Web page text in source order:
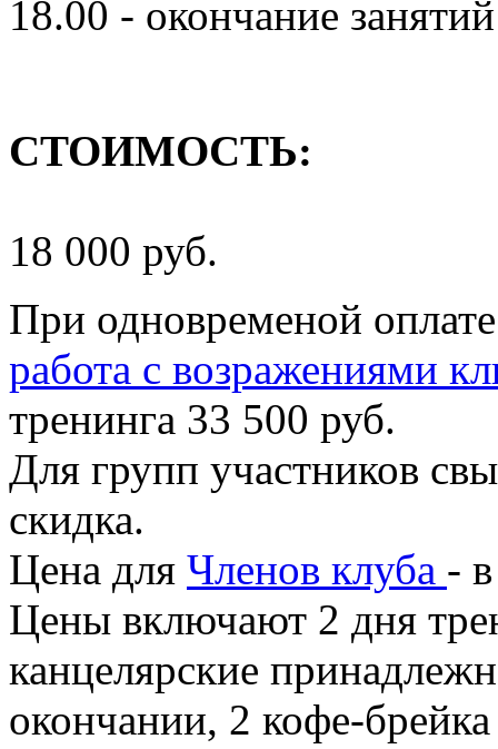
18.00 - окончание занятий
СТОИМОСТЬ:
18 000 руб.
При одновременой
работа с возражениями
тренинга 33 500 руб.
Для групп участников
скидка.
Цена для Членов клуба -
Цены включают 2 дня
канцелярские
окончании, 2 кофе-